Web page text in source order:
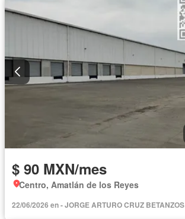
$ 90 MXN/mes
Centro, Amatlán de los Reyes
22/06/2026 en - JORGE ARTURO CRUZ BETANZOS